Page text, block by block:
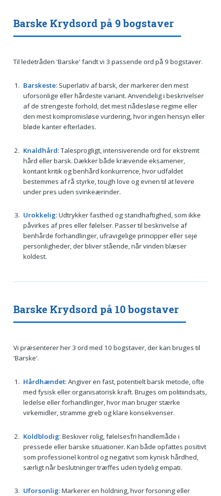
Barske Krydsord på 9 bogstaver
Til ledetråden 'Barske' fandt vi 3 passende ord på 9 bogstaver.
Barskeste: Superlativ af barsk, der markerer den mest
uforsonlige eller hårdeste variant. Anvendelig i beskrivelser
af de strengeste forhold, det mest nådesløse regime eller
den mest kompromisløse vurdering, hvor ingen hensyn eller
bløde kanter efterlades.
Knaldhård: Talesprogligt, intensiverende ord for ekstremt
hård eller barsk. Dækker både krævende eksamener,
kontant kritik og benhård konkurrence, hvor udfaldet
bestemmes af rå styrke, tough love og evnen til at levere
under pres uden svinkeærinder.
Urokkelig: Udtrykker fasthed og standhaftighed, som ikke
påvirkes af pres eller følelser. Passer til beskrivelse af
benhårde forhandlinger, ufravigelige principper eller seje
personligheder, der bliver stående, når vinden blæser
koldest.
Barske Krydsord på 10 bogstaver
Vi præsenterer her 3 ord med 10 bogstaver, der kan bruges til
'Barske'.
Hårdhændet: Angiver en fast, potentielt barsk metode, ofte
med fysisk eller organisatorisk kraft. Bruges om politiindsats,
ledelse eller forhandlinger, hvor man bruger stærke
virkemidler, stramme greb og klare konsekvenser.
Koldblodig: Beskiver rolig, følelsesfri handlemåde i
pressede eller barske situationer. Kan både opfattes positivt
som professionel kontrol og negativt som kynisk hårdhed,
særligt når beslutninger træffes uden tydelig empati.
Uforsonlig: Markerer en holdning, hvor forsoning eller